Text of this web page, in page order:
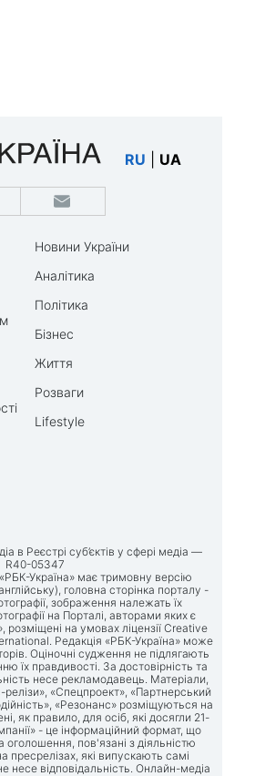
RU UA
Новини України
Аналітика
Політика
Бізнес
Життя
Розваги
Lifestyle
в Реєстрі суб’єктів у сфері медіа —
R40-05347
Україна» має тримовну версію
головна сторінка порталу -
зображення належать їх
на Порталі, авторами яких є
розміщені на умовах ліцензії Creative
Редакція «РБК-Україна» може
Оціночні судження не підлягають
їх правдивості. За достовірність та
несе рекламодавець. Матеріали,
«Спецпроект», «Партнерський
«Резонанс» розміщуються на
як правило, для осіб, які досягли 21-
- це інформаційний формат, що
оголошення, пов'язані з діяльністю
пресрелізах, які випускають самі
несе відповідальність. Онлайн-медіа